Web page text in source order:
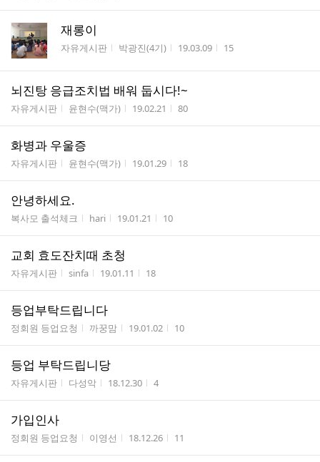
재롱이
게시판명
자유게시판 작성자
박광진(4기) 작성시간
19.03.09 조회수
15
뇌진탕 응급조치법 배워 둡시다!~
게시판명
자유게시판 작성자
윤현수(맥가) 작성시간
19.02.21 조회수
80
화병과 우울증
게시판명
자유게시판 작성자
윤현수(맥가) 작성시간
19.01.29 조회수
18
안녕하세요.
게시판명
복사모 출석체크 작성자
hari 작성시간
19.01.21 조회수
10
교회 효도잔치때 초청
게시판명
자유게시판 작성자
sinfa 작성시간
19.01.11 조회수
18
등업부탁드립니다
게시판명
정회원 등업요청 작성자
까꿍맘 작성시간
19.01.02 조회수
10
등업 부탁드립니당
게시판명
자유게시판 작성자
다성악 작성시간
18.12.30 조회수
4
가입인사
게시판명
정회원 등업요청 작성자
이영선 작성시간
18.12.26 조회수
11